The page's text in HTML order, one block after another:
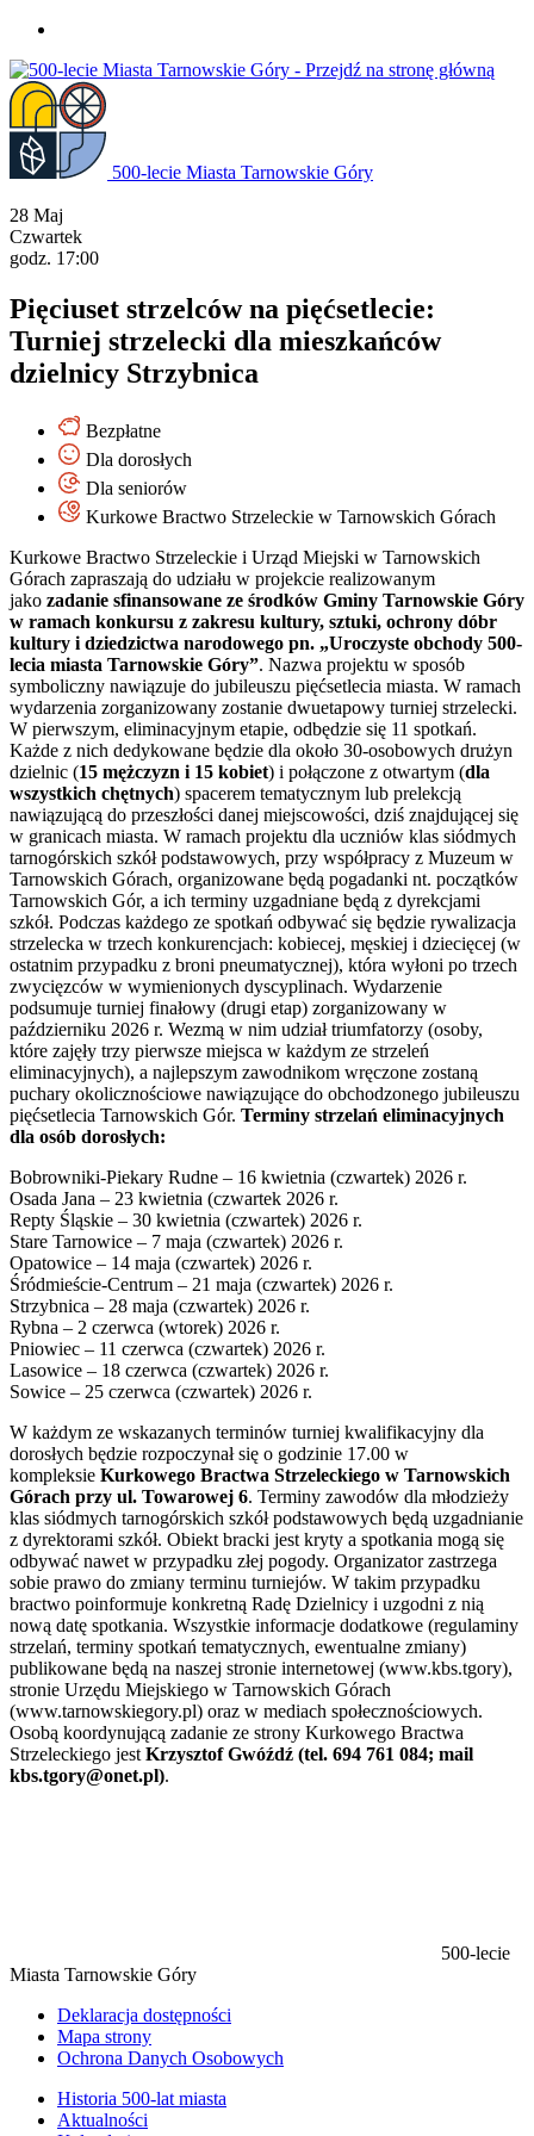
treści
500-lecie Miasta Tarnowskie Góry
28 Maj
Czwartek
godz. 17:00
Pięciuset strzelców na pięćsetlecie:
Turniej strzelecki dla mieszkańców
dzielnicy Strzybnica
Bezpłatne
Dla dorosłych
Dla seniorów
Kurkowe Bractwo Strzeleckie w Tarnowskich Górach
Kurkowe Bractwo Strzeleckie i Urząd Miejski w Tarnowskich
Górach zapraszają do udziału w projekcie realizowanym
jako zadanie sfinansowane ze środków Gminy Tarnowskie Góry
w ramach konkursu z zakresu kultury, sztuki, ochrony dóbr
kultury i dziedzictwa narodowego pn. „Uroczyste obchody 500-
lecia miasta Tarnowskie Góry”. Nazwa projektu w sposób
symboliczny nawiązuje do jubileuszu pięćsetlecia miasta. W ramach
wydarzenia zorganizowany zostanie dwuetapowy turniej strzelecki.
W pierwszym, eliminacyjnym etapie, odbędzie się 11 spotkań.
Każde z nich dedykowane będzie dla około 30-osobowych drużyn
dzielnic (15 mężczyzn i 15 kobiet) i połączone z otwartym (dla
wszystkich chętnych) spacerem tematycznym lub prelekcją
nawiązującą do przeszłości danej miejscowości, dziś znajdującej się
w granicach miasta. W ramach projektu dla uczniów klas siódmych
tarnogórskich szkół podstawowych, przy współpracy z Muzeum w
Tarnowskich Górach, organizowane będą pogadanki nt. początków
Tarnowskich Gór, a ich terminy uzgadniane będą z dyrekcjami
szkół. Podczas każdego ze spotkań odbywać się będzie rywalizacja
strzelecka w trzech konkurencjach: kobiecej, męskiej i dziecięcej (w
ostatnim przypadku z broni pneumatycznej), która wyłoni po trzech
zwycięzców w wymienionych dyscyplinach. Wydarzenie
podsumuje turniej finałowy (drugi etap) zorganizowany w
październiku 2026 r. Wezmą w nim udział triumfatorzy (osoby,
które zajęły trzy pierwsze miejsca w każdym ze strzeleń
eliminacyjnych), a najlepszym zawodnikom wręczone zostaną
puchary okolicznościowe nawiązujące do obchodzonego jubileuszu
pięćsetlecia Tarnowskich Gór. Terminy strzelań eliminacyjnych
dla osób dorosłych:
Bobrowniki-Piekary Rudne – 16 kwietnia (czwartek) 2026 r.
Osada Jana – 23 kwietnia (czwartek 2026 r.
Repty Śląskie – 30 kwietnia (czwartek) 2026 r.
Stare Tarnowice – 7 maja (czwartek) 2026 r.
Opatowice – 14 maja (czwartek) 2026 r.
Śródmieście-Centrum – 21 maja (czwartek) 2026 r.
Strzybnica – 28 maja (czwartek) 2026 r.
Rybna – 2 czerwca (wtorek) 2026 r.
Pniowiec – 11 czerwca (czwartek) 2026 r.
Lasowice – 18 czerwca (czwartek) 2026 r.
Sowice – 25 czerwca (czwartek) 2026 r.
W każdym ze wskazanych terminów turniej kwalifikacyjny dla
dorosłych będzie rozpoczynał się o godzinie 17.00 w
kompleksie Kurkowego Bractwa Strzeleckiego w Tarnowskich
Górach przy ul. Towarowej 6. Terminy zawodów dla młodzieży
klas siódmych tarnogórskich szkół podstawowych będą uzgadnianie
z dyrektorami szkół. Obiekt bracki jest kryty a spotkania mogą się
odbywać nawet w przypadku złej pogody. Organizator zastrzega
sobie prawo do zmiany terminu turniejów. W takim przypadku
bractwo poinformuje konkretną Radę Dzielnicy i uzgodni z nią
nową datę spotkania. Wszystkie informacje dodatkowe (regulaminy
strzelań, terminy spotkań tematycznych, ewentualne zmiany)
publikowane będą na naszej stronie internetowej (www.kbs.tgory),
stronie Urzędu Miejskiego w Tarnowskich Górach
(www.tarnowskiegory.pl) oraz w mediach społecznościowych.
Osobą koordynującą zadanie ze strony Kurkowego Bractwa
Strzeleckiego jest Krzysztof Gwóźdź (tel. 694 761 084; mail
kbs.tgory@onet.pl).
500-lecie
Miasta Tarnowskie Góry
Deklaracja dostępności
Mapa strony
Ochrona Danych Osobowych
Historia 500-lat miasta
Aktualności